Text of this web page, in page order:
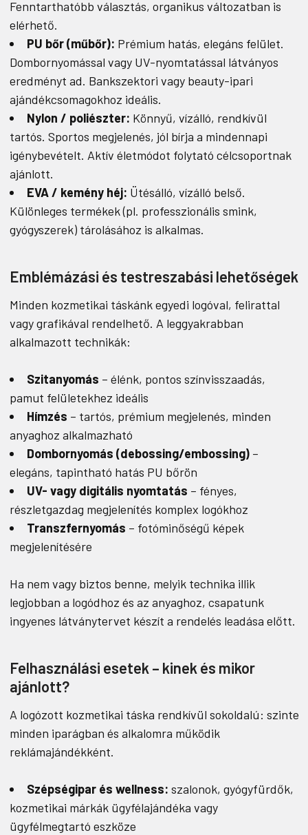
Fenntarthatóbb választás, organikus változatban is
elérhető.
PU bőr (műbőr): Prémium hatás, elegáns felület.
Dombornyomással vagy UV-nyomtatással látványos
eredményt ad. Bankszektori vagy beauty-ipari
ajándékcsomagokhoz ideális.
Nylon / poliészter: Könnyű, vízálló, rendkívül
tartós. Sportos megjelenés, jól bírja a mindennapi
igénybevételt. Aktív életmódot folytató célcsoportnak
ajánlott.
EVA / kemény héj: Ütésálló, vízálló belső.
Különleges termékek (pl. professzionális smink,
gyógyszerek) tárolásához is alkalmas.
Emblémázási és testreszabási lehetőségek
Minden kozmetikai táskánk egyedi logóval, felirattal
vagy grafikával rendelhető. A leggyakrabban
alkalmazott technikák:
Szitanyomás – élénk, pontos színvisszaadás,
pamut felületekhez ideális
Hímzés – tartós, prémium megjelenés, minden
anyaghoz alkalmazható
Dombornyomás (debossing/embossing)–
elegáns, tapintható hatás PU bőrön
UV- vagy digitális nyomtatás – fényes,
részletgazdag megjelenítés komplex logókhoz
Transzfernyomás – fotóminőségű képek
megjelenítésére
Ha nem vagy biztos benne, melyik technika illik
legjobban a logódhoz és az anyaghoz, csapatunk
ingyenes látványtervet készít a rendelés leadása előtt.
Felhasználási esetek – kinek és mikor
ajánlott?
A logózott kozmetikai táska rendkívül sokoldalú: szinte
minden iparágban és alkalomra működik
reklámajándékként.
Szépségipar és wellness: szalonok, gyógyfürdők,
kozmetikai márkák ügyfélajándéka vagy
ügyfélmegtartó eszköze